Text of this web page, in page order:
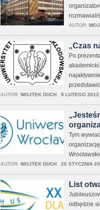
AUTOR:
„Czas
Po
AUTOR: WOJTEK DUCH, 9 LUTEGO
Tym
AUTOR: WOJTEK DUCH, 25 STYCZNIA
List
odbędzie